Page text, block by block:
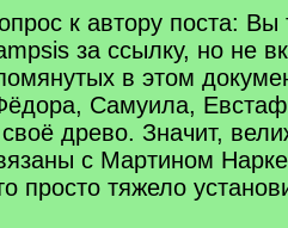
к автору поста: Вы
за ссылку, но не
в этом
Самуила,
древо. Значит,
с Мартином
просто тяжело